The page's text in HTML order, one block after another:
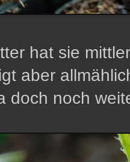
hat sie
aber
doch noch